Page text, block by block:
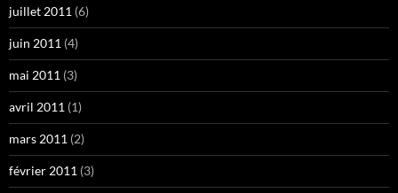
juillet 2011 (6)
juin 2011 (4)
mai 2011 (3)
avril 2011 (1)
mars 2011 (2)
février 2011 (3)